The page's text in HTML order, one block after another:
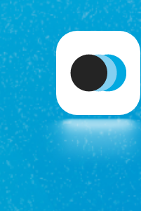
Исполнить мечту!